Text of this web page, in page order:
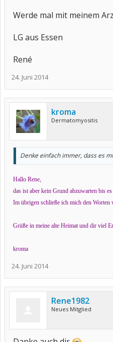
Werde mal mit meinem
LG aus Essen
René
24. Juni 2014
kroma
Dermatomyositis
Denke einfach immer, dass es
Hallo Rene,
das ist aber kein Grund abzuwarten bis
Im übrigen schließe ich mich den Worten
Grüße in meine alte Heimat und dir viel
kroma
24. Juni 2014
Rene1982
Neues Mitglied